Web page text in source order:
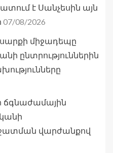
է Սանչեսին այն
07/08/2026
միջադեպը
ընտրություններին
ճգնաժամային
վարժանքով